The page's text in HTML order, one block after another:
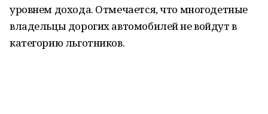
уровнем дохода. Отмечается, что многодетные
владельцы дорогих автомобилей не войдут в
категорию льготников.